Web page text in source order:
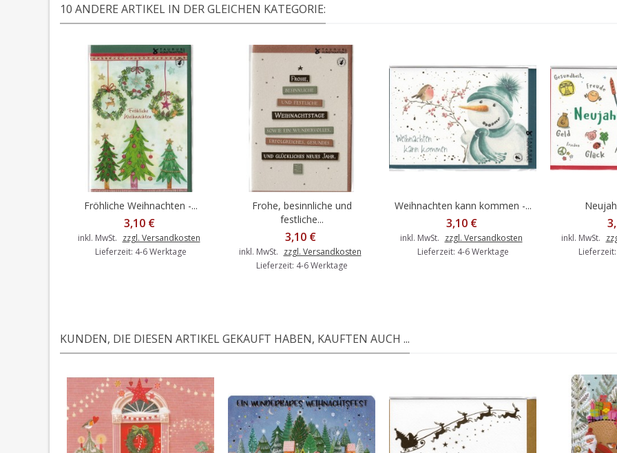
10 ANDERE ARTIKEL IN DER GLEICHEN KATEGORIE:
In den Warenkorb
Fröhliche Weihnachten -...
3,10 €
inkl. MwSt. zzgl. Versandkosten
Lieferzeit: 4-6 Werktage
In den Warenkorb
Frohe, besinnliche und
festliche...
3,10 €
inkl. MwSt. zzgl. Versandkosten
Lieferzeit: 4-6 Werktage
In den Warenkorb
Weihnachten kann kommen -...
3,10 €
inkl. MwSt. zzgl. Versandkosten
Lieferzeit: 4-6 Werktage
In
inkl. MwSt.
KUNDEN, DIE DIESEN ARTIKEL GEKAUFT HABEN, KAUFTEN AUCH ...